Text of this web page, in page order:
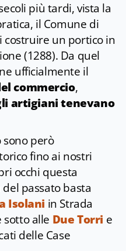
più tardi, vista la
il Comune di
costruire un portico in
(1288). Da quel
ufficialmente il
commercio,
artigiani tenevano
però
fino ai nostri
occhi questa
passato basta
Isolani in Strada
sotto alle Due Torri e
delle Case